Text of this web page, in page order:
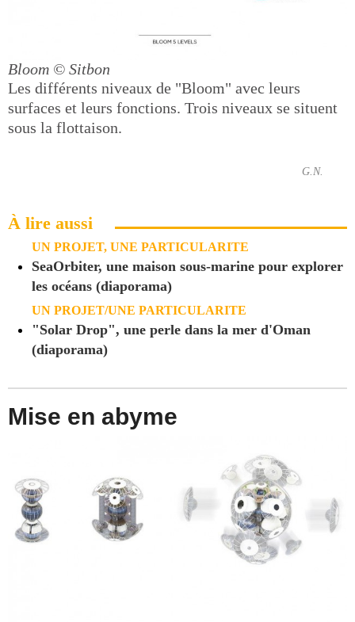
Bloom © Sitbon
Les différents niveaux de "Bloom" avec leurs
surfaces et leurs fonctions. Trois niveaux se situent
sous la flottaison.
G.N.
À lire aussi
UN PROJET, UNE PARTICULARITE
SeaOrbiter, une maison sous-marine pour explorer
les océans (diaporama)
UN PROJET/UNE PARTICULARITE
"Solar Drop", une perle dans la mer d'Oman
(diaporama)
Mise en abyme